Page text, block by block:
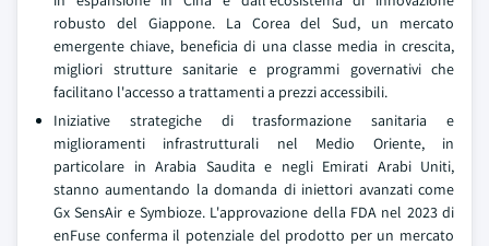
robusto del Giappone. La Corea del Sud, un mercato
emergente chiave, beneficia di una classe media in crescita,
migliori strutture sanitarie e programmi governativi che
facilitano l'accesso a trattamenti a prezzi accessibili.
Iniziative strategiche di trasformazione sanitaria e
miglioramenti infrastrutturali nel Medio Oriente, in
particolare in Arabia Saudita e negli Emirati Arabi Uniti,
stanno aumentando la domanda di iniettori avanzati come
Gx SensAir e Symbioze. L'approvazione della FDA nel 2023 di
enFuse conferma il potenziale del prodotto per un mercato